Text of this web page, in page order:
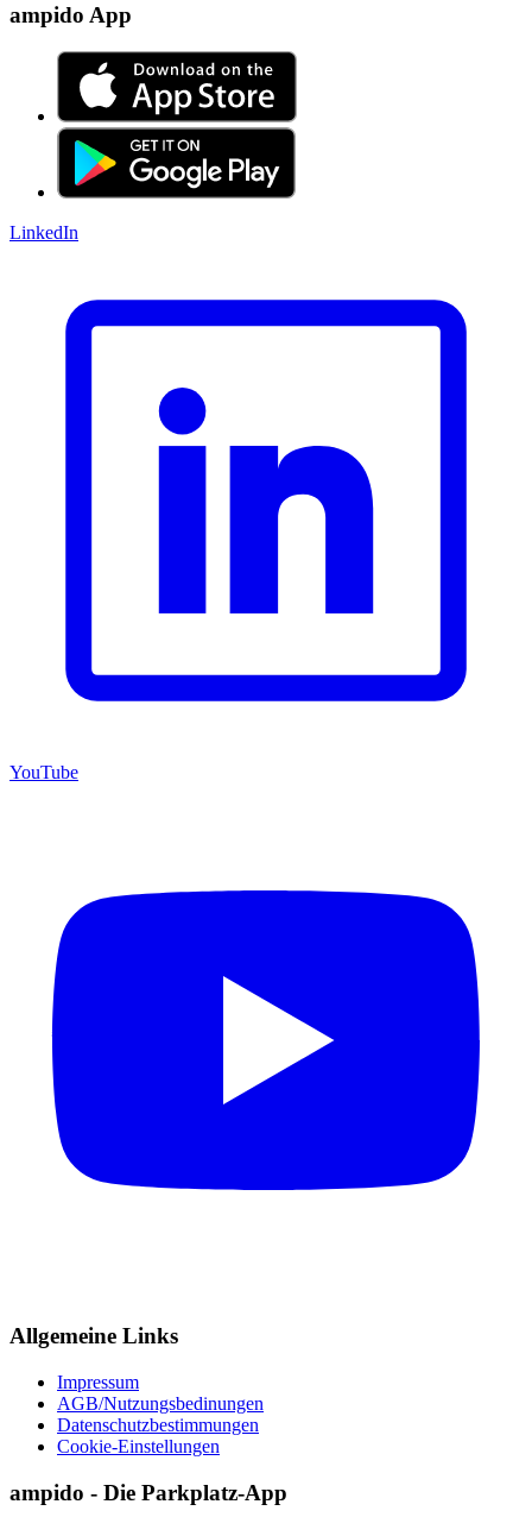
ampido App
LinkedIn
YouTube
Allgemeine Links
Impressum
AGB/Nutzungsbedinungen
Datenschutzbestimmungen
Cookie-Einstellungen
ampido - Die Parkplatz-App